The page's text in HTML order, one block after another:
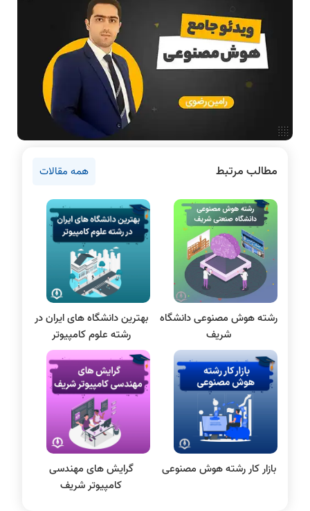
آموزش تخصصی دروس رشته کامپیوتر و IT
فناوری
آمادگی برای کنکور
دانشگاه ها
اخبار آزمون ها
دروس مهندسی کامپیوتر
پایتون
سی شارپ
علم داده
مقاله نویسی
بلاکچین
پایگاه داده
الکترونیک دیجیتال
سیستم عامل
نظریه زبانها
سیگنال و سیستمها
مطالب مرتبط همه مقالات
رشته هوش مصنوعی دانشگاه
شریف
بهترین دانشگاه‌ های ایران در
رشته علوم کامپیوتر
بازار کار رشته هوش مصنوعی
گرایش های مهندسی
کامپیوتر شریف